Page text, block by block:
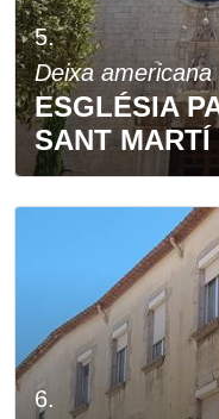
5.
Deixa americana
ESGLÉSIA
SANT MARTÍ
6.